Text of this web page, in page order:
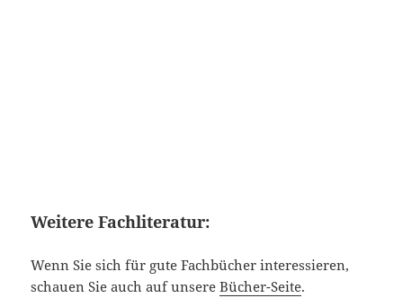
Weitere Fachliteratur:
Wenn Sie sich für gute Fachbücher interessieren,
schauen Sie auch auf unsereBücher-Seite.